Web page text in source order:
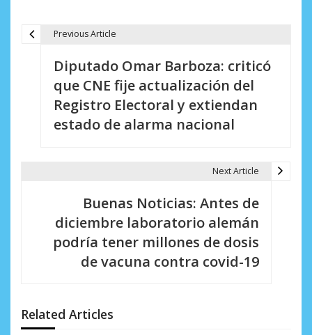
e
Previous Article
Diputado Omar Barboza: criticó
que CNE fije actualización del
Registro Electoral y extiendan
estado de alarma nacional
Next Article
Buenas Noticias: Antes de
diciembre laboratorio alemán
podría tener millones de dosis
de vacuna contra covid-19
Related Articles